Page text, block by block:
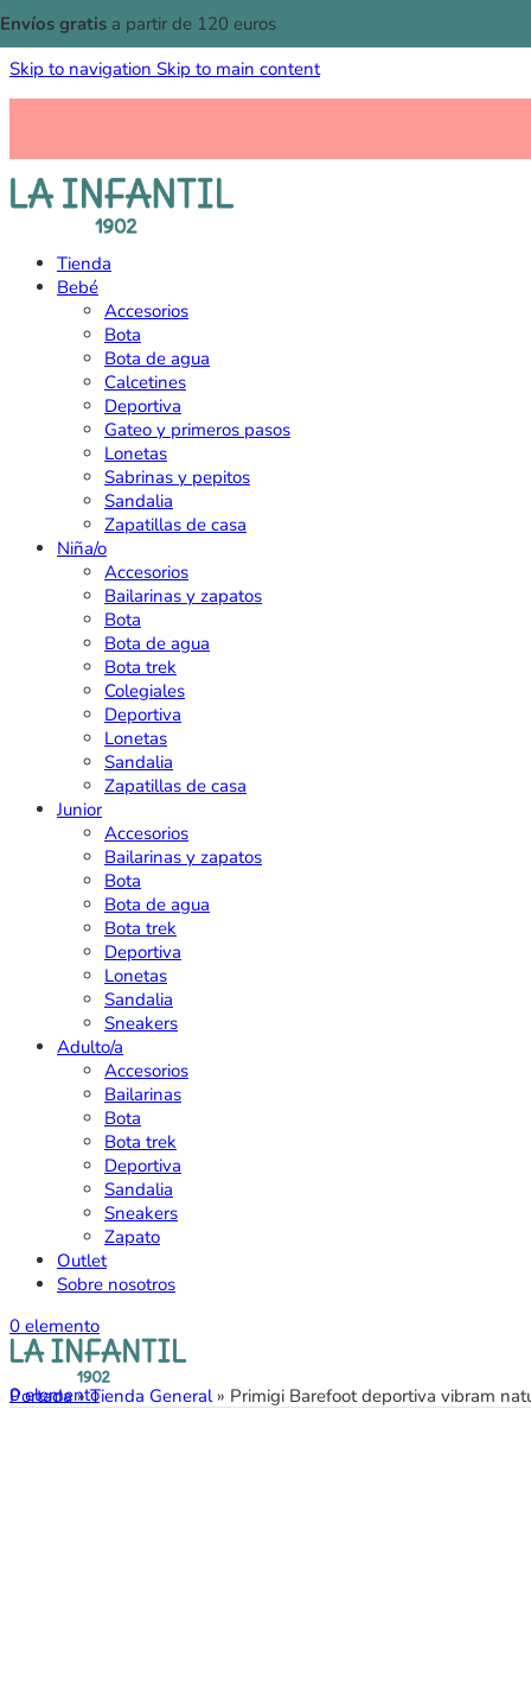
Skip to navigation Skip to main content
Envíos gratis a partir de 120 euros
Tienda
Bebé
Accesorios
Bota
Bota de agua
Calcetines
Deportiva
Gateo y primeros pasos
Lonetas
Sabrinas y pepitos
Sandalia
Zapatillas de casa
Niña/o
Accesorios
Bailarinas y zapatos
Bota
Bota de agua
Bota trek
Colegiales
Deportiva
Lonetas
Sandalia
Zapatillas de casa
Junior
Accesorios
Bailarinas y zapatos
Bota
Bota de agua
Bota trek
Deportiva
Lonetas
Sandalia
Sneakers
Adulto/a
Accesorios
Bailarinas
Bota
Bota trek
Deportiva
Sandalia
Sneakers
Zapato
Outlet
Sobre nosotros
0 elemento
0elemento
Portada»Tienda General» Primigi Barefoot deportiva vibram